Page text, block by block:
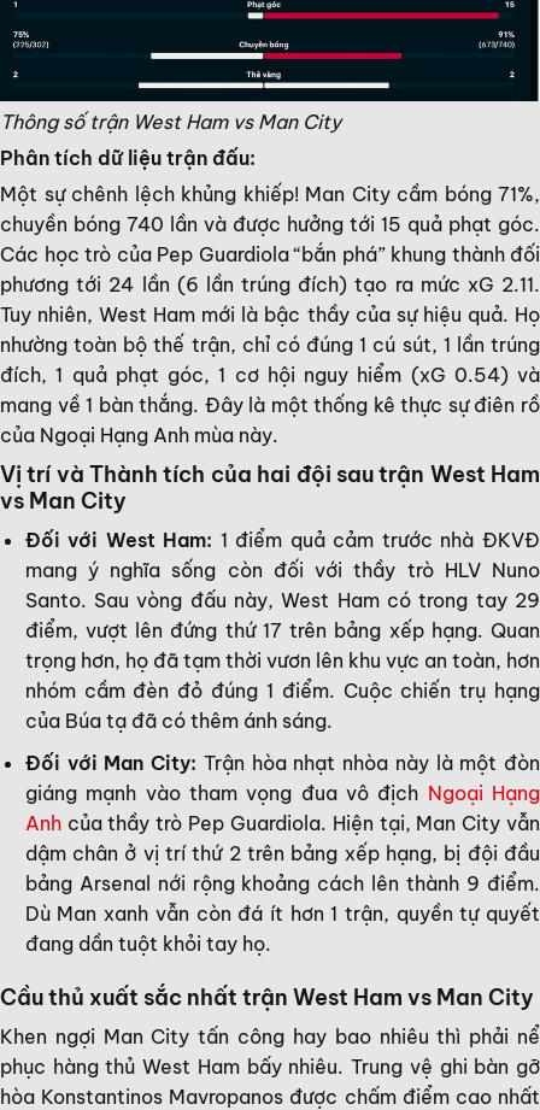
Thông số trận West Ham vs Man City
Phân tích dữ liệu trận đấu:
Một sự chênh lệch khủng khiếp! Man City cầm bóng 71%,
chuyền bóng 740 lần và được hưởng tới 15 quả phạt góc.
Các học trò của Pep Guardiola “bắn phá” khung thành đối
phương tới 24 lần (6 lần trúng đích) tạo ra mức xG 2.11.
Tuy nhiên, West Ham mới là bậc thầy của sự hiệu quả. Họ
nhường toàn bộ thế trận, chỉ có đúng 1 cú sút, 1 lần trúng
đích, 1 quả phạt góc, 1 cơ hội nguy hiểm (xG 0.54) và
mang về 1 bàn thắng. Đây là một thống kê thực sự điên rồ
của Ngoại Hạng Anh mùa này.
Vị trí và Thành tích của hai đội sau trận West Ham
vs Man City
Đối với West Ham: 1 điểm quả cảm trước nhà ĐKVĐ
mang ý nghĩa sống còn đối với thầy trò HLV Nuno
Santo. Sau vòng đấu này, West Ham có trong tay 29
điểm, vượt lên đứng thứ 17 trên bảng xếp hạng. Quan
trọng hơn, họ đã tạm thời vươn lên khu vực an toàn, hơn
nhóm cầm đèn đỏ đúng 1 điểm. Cuộc chiến trụ hạng
của Búa tạ đã có thêm ánh sáng.
Đối với Man City: Trận hòa nhạt nhòa này là một đòn
giáng mạnh vào tham vọng đua vô địch Ngoại Hạng
Anhcủa thầy trò Pep Guardiola. Hiện tại, Man City vẫn
dậm chân ở vị trí thứ 2 trên bảng xếp hạng, bị đội đầu
bảng Arsenal nới rộng khoảng cách lên thành 9 điểm.
Dù Man xanh vẫn còn đá ít hơn 1 trận, quyền tự quyết
đang dần tuột khỏi tay họ.
Cầu thủ xuất sắc nhất trận West Ham vs Man City
Khen ngợi Man City tấn công hay bao nhiêu thì phải nể
phục hàng thủ West Ham bấy nhiêu. Trung vệ ghi bàn gỡ
hòa Konstantinos Mavropanos được chấm điểm cao nhất